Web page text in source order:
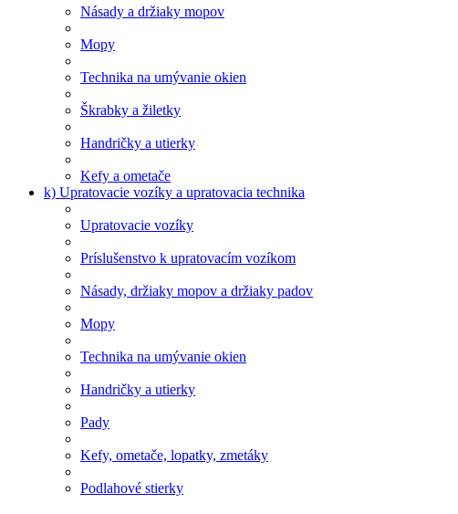
Násady a držiaky mopov
Mopy
Technika na umývanie okien
Škrabky a žiletky
Handričky a utierky
Kefy a ometače
k) Upratovacie vozíky a upratovacia technika
Upratovacie vozíky
Príslušenstvo k upratovacím vozíkom
Násady, držiaky mopov a držiaky padov
Mopy
Technika na umývanie okien
Handričky a utierky
Pady
Kefy, ometače, lopatky, zmetáky
Podlahové stierky